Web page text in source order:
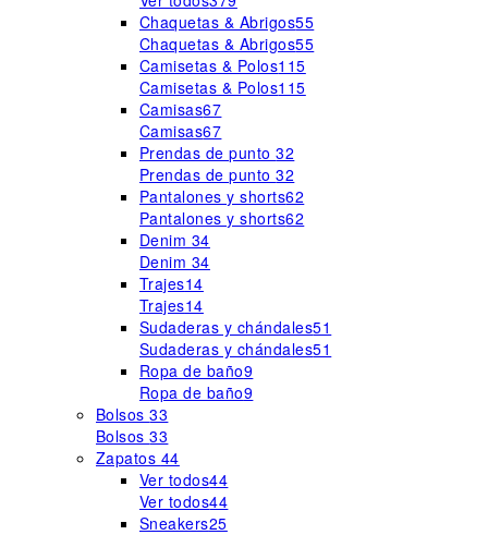
Chaquetas & Abrigos55
Chaquetas & Abrigos55
Camisetas & Polos115
Camisetas & Polos115
Camisas67
Camisas67
Prendas de punto32
Prendas de punto32
Pantalones y shorts62
Pantalones y shorts62
Denim 34
Denim 34
Trajes14
Trajes14
Sudaderas y chándales51
Sudaderas y chándales51
Ropa de baño9
Ropa de baño9
Bolsos33
Bolsos33
Zapatos 44
Ver todos44
Ver todos44
Sneakers25